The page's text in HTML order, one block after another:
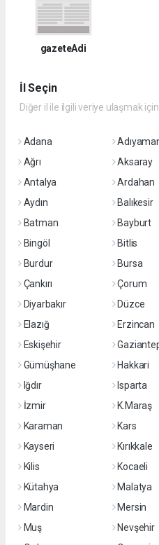
gazeteAdi
İl Seçin
Diğer il ile ilgili veriye ulaşmak
Adana
Ağrı
Aksaray
Antalya
Ardahan
Aydın
Balıkesir
Batman
Bayburt
Bingöl
Bitlis
Burdur
Bursa
Çankırı
Çorum
Diyarbakır
Düzce
Elazığ
Erzincan
Eskişehir
Gümüşhane
Hakkari
Iğdır
Isparta
İzmir
K.Maraş
Karaman
Kars
Kayseri
Kırıkkale
Kilis
Kocaeli
Kütahya
Malatya
Mardin
Mersin
Muş
Nevşehir